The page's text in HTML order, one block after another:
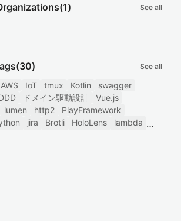
(1) See all
(30) See all
AWS IoT tmux Kotlin
swagger
ドメイン駆動設計
Vue.js
lumen http2
PlayFramework
jira Brotli HoloLens lambda